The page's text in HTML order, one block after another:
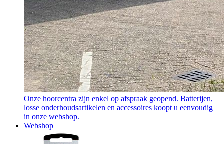
Onze hoorcentra zijn enkel op afspraak geopend. Batterijen,
losse onderhoudsartikelen en accessoires koopt u eenvoudig
in onze webshop.
Webshop